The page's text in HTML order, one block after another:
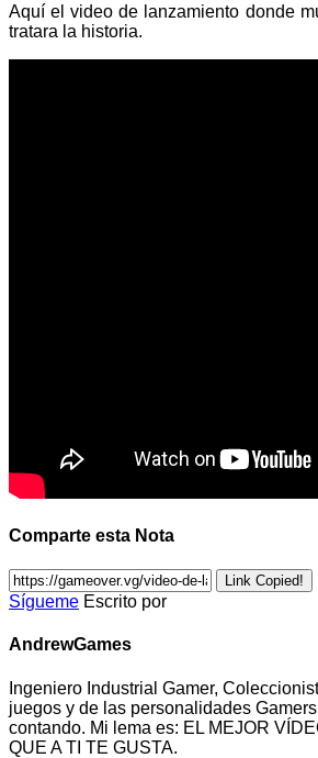
Aquí el video de lanzamiento donde
tratara la historia.
Comparte esta Nota
Link Copied!
Sígueme Escrito por
AndrewGames
Ingeniero Industrial Gamer,
juegos y de las personalidades
contando. Mi lema es: EL MEJOR
QUE A TI TE GUSTA.